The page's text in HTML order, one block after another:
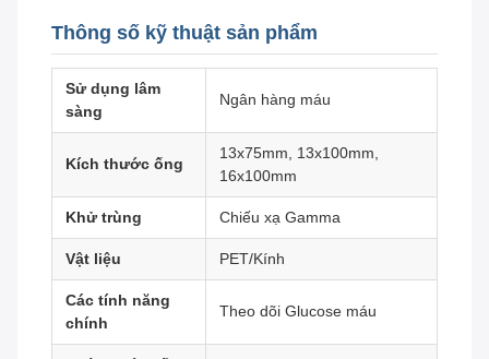
Thông số kỹ thuật sản phẩm
Sử dụng lâm
sàng
Ngân hàng máu
Kích thước ống
13x75mm, 13x100mm,
16x100mm
Khử trùng Chiếu xạ Gamma
Vật liệu PET/Kính
Các tính năng
chính
Theo dõi Glucose máu